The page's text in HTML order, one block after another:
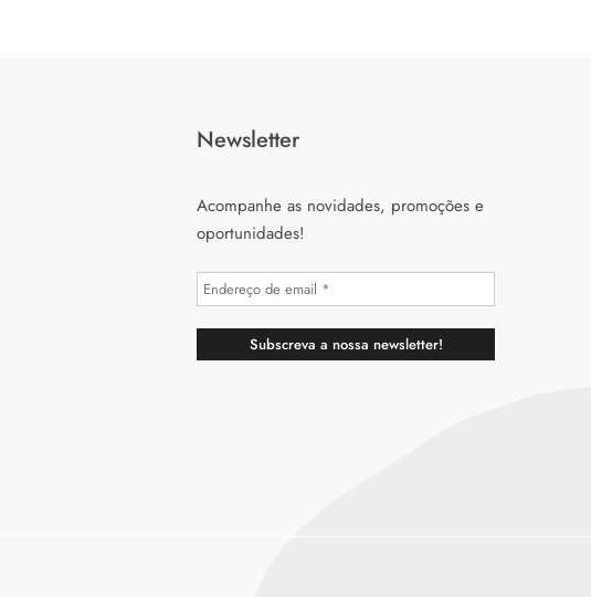
Newsletter
Acompanhe as novidades, promoções e
oportunidades!